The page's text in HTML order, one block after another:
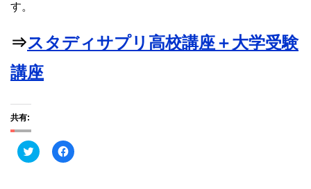
す。
⇒スタディサプリ高校講座＋大学受験
講座
共有:
ク
リ
F
a